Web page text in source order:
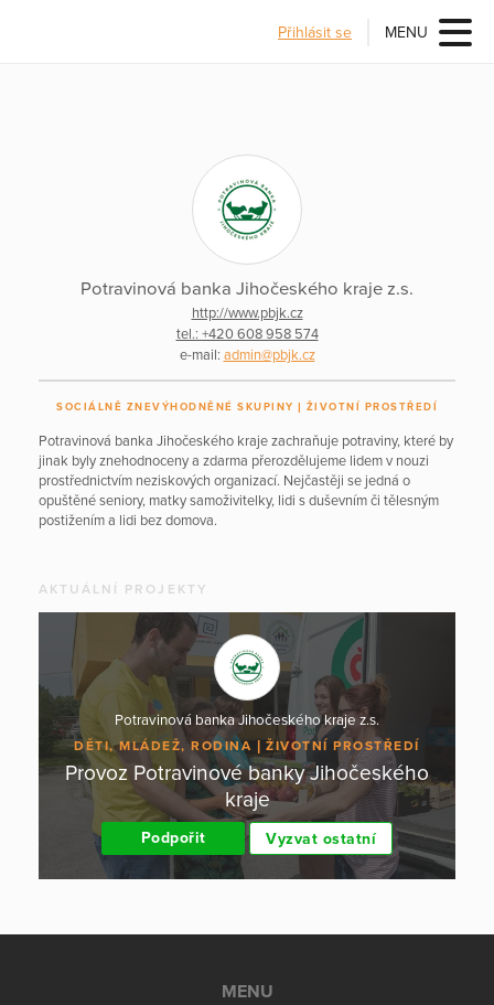
Přihlásit se MENU
Potravinová banka Jihočeského kraje z.s.
http://www.pbjk.cz
tel.: +420 608 958 574
e-mail: admin@pbjk.cz
SOCIÁLNĚ ZNEVÝHODNĚNÉ SKUPINY ŽIVOTNÍ PROSTŘEDÍ
Potravinová banka Jihočeského kraje zachraňuje potraviny, které by
jinak byly znehodnoceny a zdarma přerozdělujeme lidem v nouzi
prostřednictvím neziskových organizací. Nejčastěji se jedná o
opuštěné seniory, matky samoživitelky, lidi s duševním či tělesným
postižením a lidi bez domova.
AKTUÁLNÍ PROJEKTY
Potravinová banka Jihočeského kraje z.s.
DĚTI, MLÁDEŽ, RODINA ŽIVOTNÍ PROSTŘEDÍ
Provoz Potravinové banky Jihočeského
kraje
Podpořit Vyzvat ostatní
MENU